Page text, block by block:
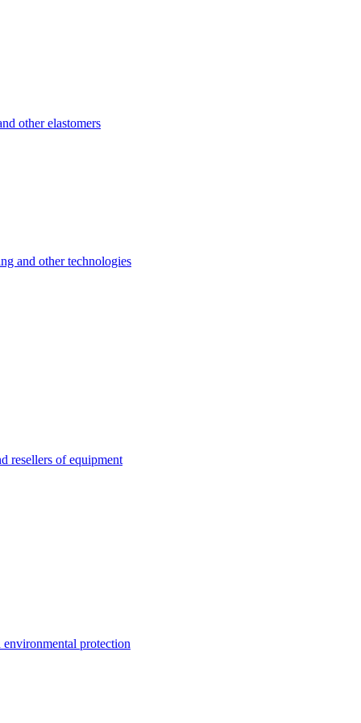
other elastomers
and other technologies
resellers of equipment
protection